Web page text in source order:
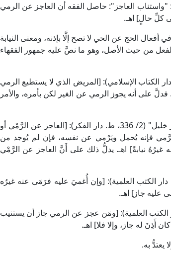
مُحَشِّيًا عليه (2/ 63) فيقول: [قوله: "واستناب العاجز": حاصل الفقه أن العاجز عن الرمي
كلِّ حالٍ] اهـ.
أفعال الحج عن الحي لا تصح إلَّا بإذنه، ومعنى النيابة
من حيث الأصل، وهو ما نصَّ عليه جمهور الفقهاء
ابن نُجَيْم الحنفي في "البحر الرائق" (2/ 381، ط. دار الكتاب الإسلامي): [المريض الذي لا يستطيع الرمي
على أنه يجوز الرمي عن الغير لكن بأمره، والأمر
وقال العلامة أبو عبد الله الخَرَشي المالكي في "شرح مختصر خليل" (2/ 336، ط. دار الفكر): [العاجز عن الرَّمْي أو
فإنه يُحمل ويَرْمي عن نفسه، فإن لم يُوجد من
غيرُهُ نيابةً] اهـ. يدلُّ ذلك على أَنَّ العاجز عن الرَّمْي
الشيرازي الشافعي في "المهذب" (1/ 420، ط. دار الكتب العلمية): [وإن أُغميَ عليه فرَمَى عنه غيرُه
عليه جاز] اهـ.
قُدَامة الحنبلي في "الكافي" (1/ 529، ط. دار الكتب العلمية): [ومَن عجز عن الرمي جاز أن يستنيب
له جاز، وإلا فلا] اهـ.
به.